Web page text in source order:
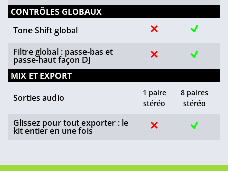
CONTRÔLES GLOBAUX
Tone Shift global
Filtre global : passe-bas et
passe-haut façon DJ
MIX ET EXPORT
Sorties audio
1 paire
stéréo
8 paires
stéréo
Glissez pour tout exporter : le
kit entier en une fois